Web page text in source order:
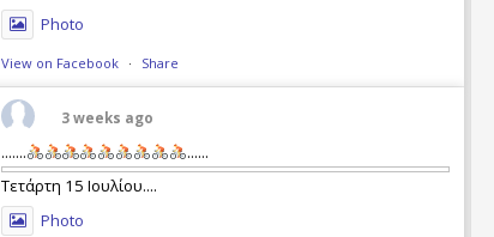
Photo
View on Facebook · Share
3 weeks ago
.......
......
Τετάρτη 15 Ιουλίου....
Photo